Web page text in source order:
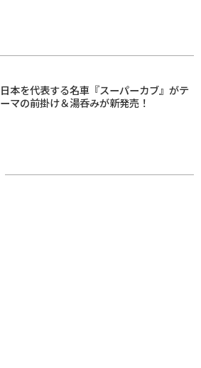
日本を代表する名車『スーパーカブ』がテ
ーマの前掛け＆湯呑みが新発売！